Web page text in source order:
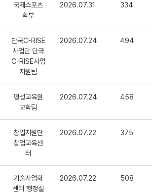
국제스포츠
학부
2026.07.31 334
단국C-RISE
사업단 단국
C-RISE사업
지원팀
2026.07.24 494
평생교육원
교학팀
2026.07.24 458
창업지원단
창업교육센
터
2026.07.22 375
기술사업화
센터 행정실
2026.07.22 508